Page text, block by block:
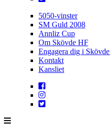
5050-vinster
SM Guld 2008
Annliz Cup
Om Skövde HF
Engagera dig i
Kontakt
Kansliet